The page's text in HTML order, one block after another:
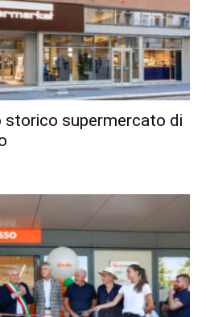
storico supermercato di